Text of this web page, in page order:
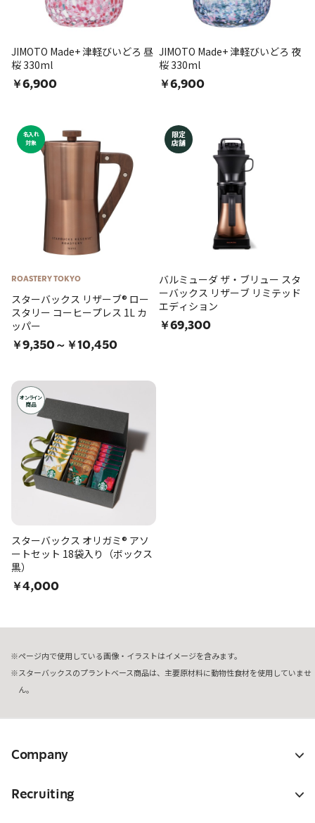
JIMOTO Made+ 津軽びいどろ 昼
桜 330ml
￥6,900
JIMOTO Made+ 津軽びいどろ 夜
桜 330ml
￥6,900
名入れ
対象
ROASTERY TOKYO
スターバックス リザーブ® ロー
スタリー コーヒープレス 1L カ
ッパー
￥9,350～￥10,450
限定
店舗
バルミューダ ザ・ブリュー スタ
ーバックス リザーブ リミテッド
エディション
￥69,300
オンライン
商品
スターバックス オリガミ® アソ
ートセット 18袋入り（ボックス
黒）
￥4,000
ページ内で使用している画像・イラストはイメージを含みます。
スターバックスのプラントベース商品は、主要原材料に動物性食材を使用していませ
ん。
Company
Recruiting